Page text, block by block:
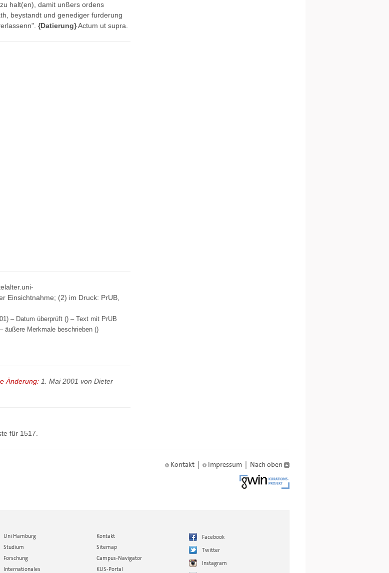
halt(en), damit unßers ordens
beystandt und genediger furderung
{Datierung}Actum ut supra.
Einsichtnahme; (2) im Druck: PrUB,
– Datum überprüft () – Text mit PrUB
äußere Merkmale beschrieben ()
Änderung: 1. Mai 2001 von Dieter
für 1517.
Kontakt | Impressum | Nach oben